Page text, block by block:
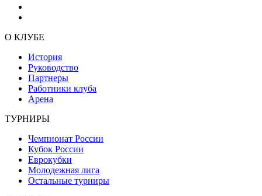
О КЛУБЕ
История
Руководство
Партнеры
Работники клуба
Арена
ТУРНИРЫ
Чемпионат России
Кубок России
Еврокубки
Молодежная лига
Остальные турниры